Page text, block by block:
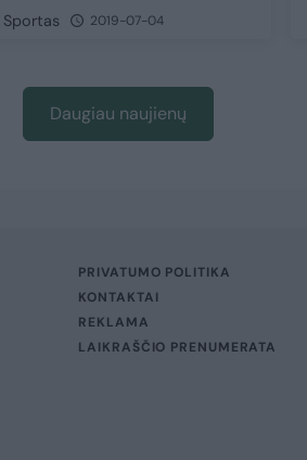
Sportas 2019-07-04
Daugiau naujienų
PRIVATUMO POLITIKA
KONTAKTAI
REKLAMA
LAIKRAŠČIO PRENUMERATA